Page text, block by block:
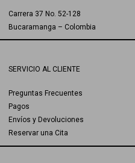
Carrera 37 No. 52-128
Bucaramanga – Colombia
SERVICIO AL CLIENTE
Preguntas Frecuentes
Pagos
Envíos y Devoluciones
Reservar una Cita